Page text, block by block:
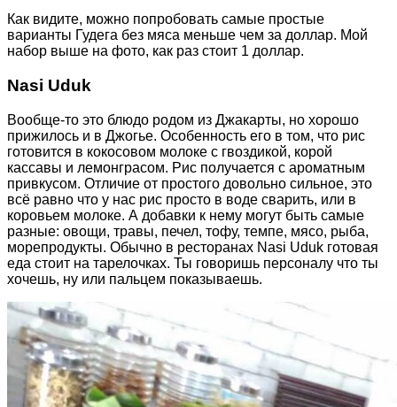
Как видите, можно попробовать самые простые
варианты Гудега без мяса меньше чем за доллар. Мой
набор выше на фото, как раз стоит 1 доллар.
Nasi Uduk
Вообще-то это блюдо родом из Джакарты, но хорошо
прижилось и в Джогье. Особенность его в том, что рис
готовится в кокосовом молоке с гвоздикой, корой
кассавы и лемонграсом. Рис получается с ароматным
привкусом. Отличие от простого довольно сильное, это
всё равно что у нас рис просто в воде сварить, или в
коровьем молоке. А добавки к нему могут быть самые
разные: овощи, травы, печел, тофу, темпе, мясо, рыба,
морепродукты. Обычно в ресторанах Nasi Uduk готовая
еда стоит на тарелочках. Ты говоришь персоналу что ты
хочешь, ну или пальцем показываешь.